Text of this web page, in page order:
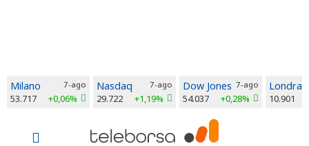
Milano 7-ago
53.717 +0,06%
Nasdaq 7-ago
29.722 +1,19%
Dow Jones 7-ago
54.037 +0,28%
Londra
10.901